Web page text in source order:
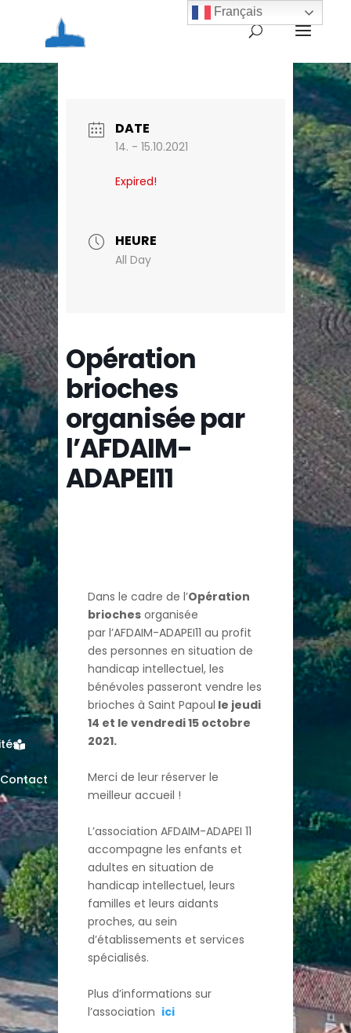
Opération brioches
organisée par l’AFDAIM-ADAPEI11
DATE
14. - 15.10.2021
Expired!
HEURE
All Day
Opération
brioches
organisée par
l’AFDAIM-
ADAPEI11
Dans le cadre de l’Opération
brioches organisée
par l’AFDAIM-ADAPEI11 au profit
des personnes en situation de
handicap intellectuel, les
bénévoles passeront vendre les
brioches à Saint Papoul le jeudi
14 et le vendredi 15 octobre
2021.
Merci de leur réserver le
meilleur accueil !
L’association AFDAIM-ADAPEI 11
accompagne les enfants et
adultes en situation de
handicap intellectuel, leurs
familles et leurs aidants
proches, au sein
d’établissements et services
spécialisés.
Plus d’informations sur
l’association ici
Français
Contact